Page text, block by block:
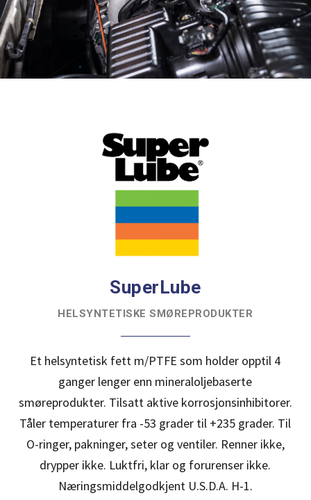
SuperLube
HELSYNTETISKE SMØREPRODUKTER
Et helsyntetisk fett m/PTFE som holder opptil 4
ganger lenger enn mineraloljebaserte
smøreprodukter. Tilsatt aktive korrosjonsinhibitorer.
Tåler temperaturer fra -53 grader til +235 grader. Til
O-ringer, pakninger, seter og ventiler. Renner ikke,
drypper ikke. Luktfri, klar og forurenser ikke.
Næringsmiddelgodkjent U.S.D.A. H-1.